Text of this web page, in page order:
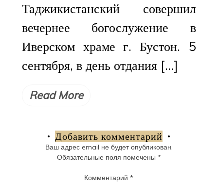
Таджикистанский совершил
вечернее богослужение в
Иверском храме г. Бустон. 5
сентября, в день отдания […]
Read More
Добавить комментарий
Ваш адрес email не будет опубликован.
Обязательные поля помечены *
Комментарий*